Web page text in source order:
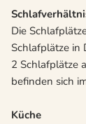
Die
Schlafplätze in
2 Schlafplätze
befinden sich
Küche